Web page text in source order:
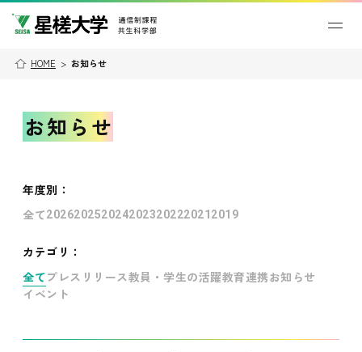
HOME > お知らせ
お知らせ
年度別 ：
全て202620252024202320222021 2019
カテゴリ：
全て プレスリリース教員・学生の活躍教育連携お知らせ
イベント